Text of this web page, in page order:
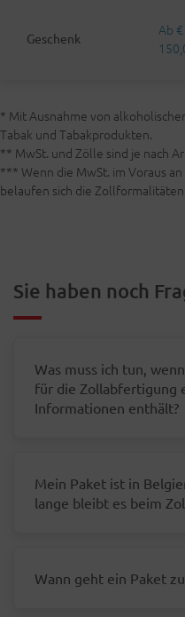
Geschenk
Ab €
* Mit Ausnahme von
Tabak und Tabakprodukten.
** MwSt. und Zölle sind je nach
*** Wenn die MwSt. im Voraus
belaufen sich die Zollformalitäten
Sie haben noch
Was muss ich tun,
für die Zollabfertigung
Informationen enthält?
Mein Paket ist in
lange bleibt es beim
Wann geht ein Paket